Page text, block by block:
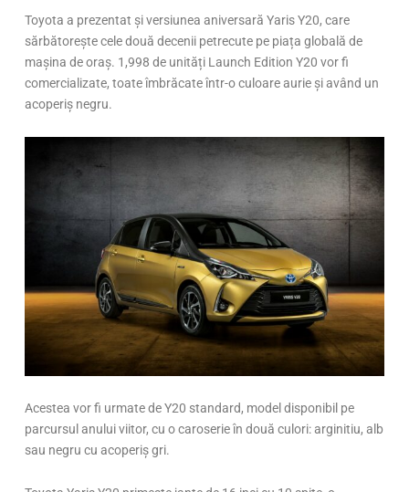
Toyota a prezentat și versiunea aniversară Yaris Y20, care
sărbătorește cele două decenii petrecute pe piața globală de
mașina de oraș. 1,998 de unități Launch Edition Y20 vor fi
comercializate, toate îmbrăcate într-o culoare aurie și având un
acoperiș negru.
Acestea vor fi urmate de Y20 standard, model disponibil pe
parcursul anului viitor, cu o caroserie în două culori: arginitiu, alb
sau negru cu acoperiș gri.